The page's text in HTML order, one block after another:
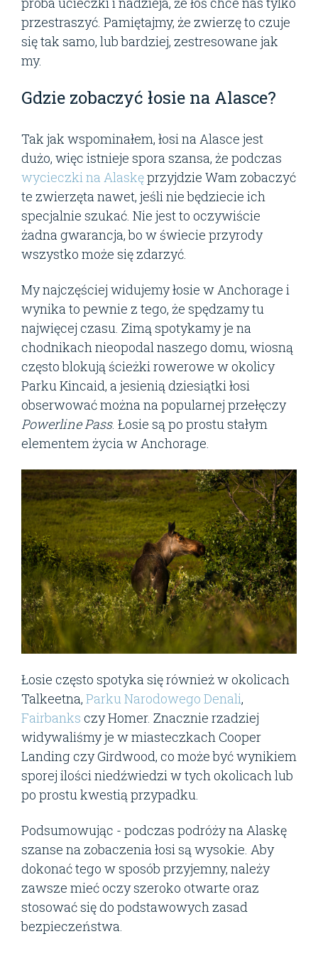
przestraszyć. Pamiętajmy, że zwierzę to czuje
się tak samo, lub bardziej, zestresowane jak
my.
Gdzie zobaczyć łosie na Alasce?
Tak jak wspominałem, łosi na Alasce jest
dużo, więc istnieje spora szansa, że podczas
wycieczki na Alaskęprzyjdzie Wam zobaczyć
te zwierzęta nawet, jeśli nie będziecie ich
specjalnie szukać. Nie jest to oczywiście
żadna gwarancja, bo w świecie przyrody
wszystko może się zdarzyć.
My najczęściej widujemy łosie w Anchorage i
wynika to pewnie z tego, że spędzamy tu
najwięcej czasu. Zimą spotykamy je na
chodnikach nieopodal naszego domu, wiosną
często blokują ścieżki rowerowe w okolicy
Parku Kincaid, a jesienią dziesiątki łosi
obserwować można na popularnej przełęczy
Powerline Pass. Łosie są po prostu stałym
elementem życia w Anchorage.
Łosie często spotyka się również w okolicach
Talkeetna, Parku Narodowego Denali,
Fairbanks czy Homer. Znacznie rzadziej
widywaliśmy je w miasteczkach Cooper
Landing czy Girdwood, co może być wynikiem
sporej ilości niedźwiedzi w tych okolicach lub
po prostu kwestią przypadku.
Podsumowując - podczas podróży na Alaskę
szanse na zobaczenia łosi są wysokie. Aby
dokonać tego w sposób przyjemny, należy
zawsze mieć oczy szeroko otwarte oraz
stosować się do podstawowych zasad
bezpieczeństwa.